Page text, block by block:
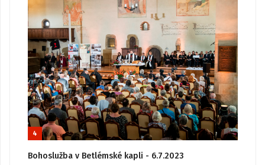
4
Bohoslužba v Betlémské kapli - 6.7.2023